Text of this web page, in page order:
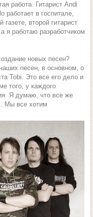
работа. Гитарист Andi
работает в госпитале,
второй гитарист
я работаю разработчиком
новых песен?
песен, в основном, о
Tobi. Это все его дело и
того, у каждого
Я думаю, что все же
Мы все хотим